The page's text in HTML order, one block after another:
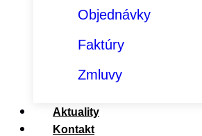
Objednávky
Faktúry
Zmluvy
Aktuality
Kontakt